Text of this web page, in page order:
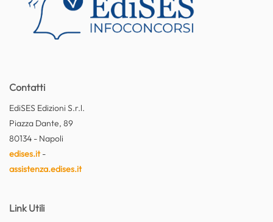
Contatti
EdiSES Edizioni S.r.l.
Piazza Dante, 89
80134 - Napoli
edises.it-
assistenza.edises.it
Link Utili